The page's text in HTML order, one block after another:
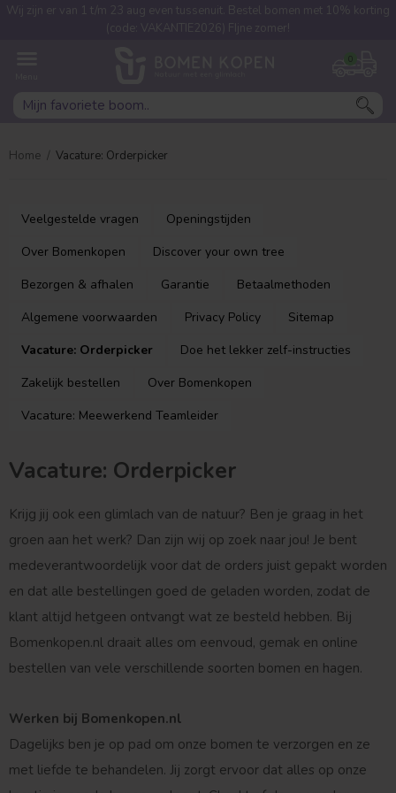
0
Wij zijn er van 1 t/m 23 aug even tussenuit. Bestel bomen met 10% korting
(code: VAKANTIE2026) FIjne zomer!
Home Vacature: Orderpicker
Veelgestelde vragen
Openingstijden
Over Bomenkopen
Discover your own tree
Bezorgen & afhalen
Garantie
Betaalmethoden
Algemene voorwaarden
Privacy Policy
Sitemap
Vacature: Orderpicker
Doe het lekker zelf-instructies
Zakelijk bestellen
Over Bomenkopen
Vacature: Meewerkend Teamleider
Vacature: Orderpicker
Krijg jij ook een glimlach van de natuur? Ben je graag in het
groen aan het werk? Dan zijn wij op zoek naar jou! Je bent
medeverantwoordelijk voor dat de orders juist gepakt worden
en dat alle bestellingen goed de geladen worden, zodat de
klant altijd hetgeen ontvangt wat ze besteld hebben. Bij
Bomenkopen.nl draait alles om eenvoud, gemak en online
bestellen van vele verschillende soorten bomen en hagen.
Werken bij Bomenkopen.nl
Dagelijks ben je op pad om onze bomen te verzorgen en ze
met liefde te behandelen. Jij zorgt ervoor dat alles op onze
Welke boom ben jij naar op